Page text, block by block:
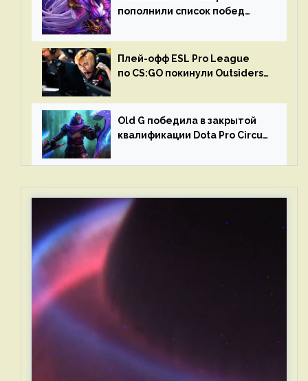
пополнили список побед
Плей-офф ESL Pro League
по CS:GO покинули Outsiders
Old G победила в закрытой
квалификации Dota Pro Circuit